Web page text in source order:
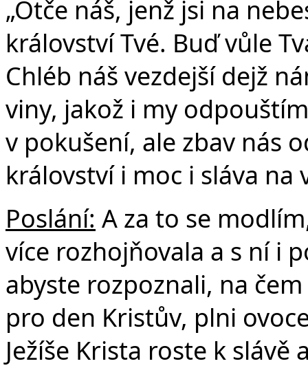
„Otče náš, jenž jsi na
království Tvé. Buď vůle
Chléb náš vezdejší dejž
viny, jakož i my
v pokušení, ale zbav nás
království i moc i sláva na
Poslání: A za to se
více rozhojňovala a s ní i
abyste rozpoznali, na
pro den Kristův, plni
Ježíše Krista roste k slávě